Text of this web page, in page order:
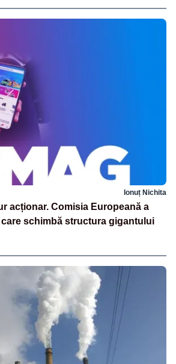
Ionuț Nichita
acționar. Comisia Europeană a
schimbă structura gigantului